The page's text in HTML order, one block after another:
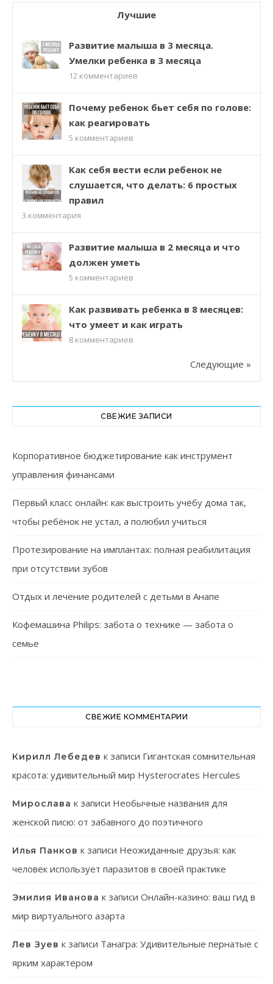
Лучшие
Развитие малыша в 3 месяца.
Умелки ребенка в 3 месяца
12 комментариев
Почему ребенок бьет себя по голове:
как реагировать
5 комментариев
Как себя вести если ребенок не
слушается, что делать: 6 простых
правил
3 комментария
Развитие малыша в 2 месяца и что
должен уметь
5 комментариев
Как развивать ребенка в 8 месяцев:
что умеет и как играть
8 комментариев
Следующие »
СВЕЖИЕ ЗАПИСИ
Корпоративное бюджетирование как инструмент
управления финансами
Первый класс онлайн: как выстроить учёбу дома так,
чтобы ребёнок не устал, а полюбил учиться
Протезирование на имплантах: полная реабилитация
при отсутствии зубов
Отдых и лечение родителей с детьми в Анапе
Кофемашина Philips: забота о технике — забота о
семье
СВЕЖИЕ КОММЕНТАРИИ
Кирилл Лебедев к записи Гигантская сомнительная
красота: удивительный мир Hysterocrates Hercules
Мирослава к записи Необычные названия для
женской писю: от забавного до поэтичного
Илья Панков к записи Неожиданные друзья: как
человек использует паразитов в своей практике
Эмилия Иванова к записи Онлайн-казино: ваш гид в
мир виртуального азарта
Лев Зуев к записи Танагра: Удивительные пернатые с
ярким характером